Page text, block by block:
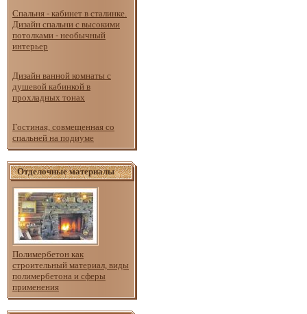
Спальня - кабинет в сталинке.
Дизайн спальни с высокими
потолками - необычный
интерьер
Дизайн ванной комнаты с
душевой кабинкой в
прохладных тонах
Гостиная, совмещенная со
спальней на подиуме
Отделочные материалы
Полимербетон как
строительный материал, виды
полимербетона и сферы
применения